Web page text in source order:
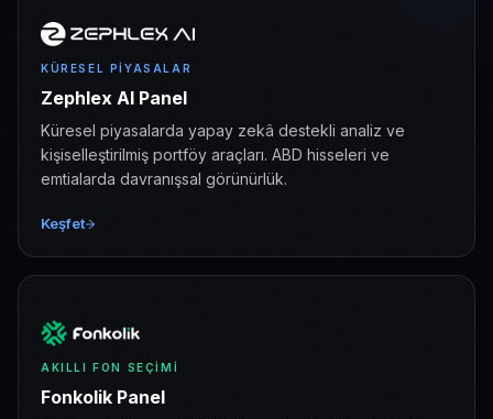
KÜRESEL PIYASALAR
Zephlex AI Panel
Küresel piyasalarda yapay zekâ destekli analiz ve
kişiselleştirilmiş portföy araçları. ABD hisseleri ve
emtialarda davranışsal görünürlük.
Keşfet
AKILLI FON SEÇIMI
Fonkolik Panel